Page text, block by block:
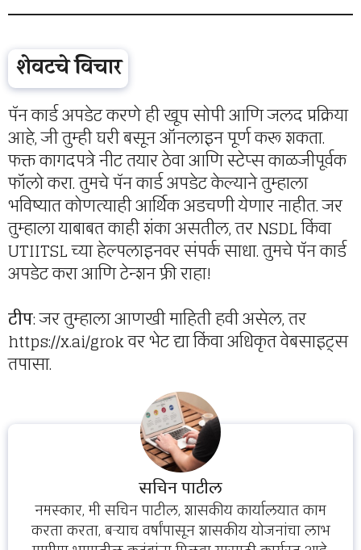
शेवटचे विचार
पॅन कार्ड अपडेट करणे ही खूप सोपी आणि जलद प्रक्रिया
आहे, जी तुम्ही घरी बसून ऑनलाइन पूर्ण करू शकता.
फक्त कागदपत्रे नीट तयार ठेवा आणि स्टेप्स काळजीपूर्वक
फॉलो करा. तुमचे पॅन कार्ड अपडेट केल्याने तुम्हाला
भविष्यात कोणत्याही आर्थिक अडचणी येणार नाहीत. जर
तुम्हाला याबाबत काही शंका असतील, तर NSDL किंवा
UTIITSL च्या हेल्पलाइनवर संपर्क साधा. तुमचे पॅन कार्ड
अपडेट करा आणि टेन्शन फ्री राहा!
टीप: जर तुम्हाला आणखी माहिती हवी असेल, तर
https://x.ai/grok वर भेट द्या किंवा अधिकृत वेबसाइट्स
तपासा.
सचिन पाटील
नमस्कार, मी सचिन पाटील, शासकीय कार्यालयात काम
करता करता, बऱ्याच वर्षांपासून शासकीय योजनांचा लाभ